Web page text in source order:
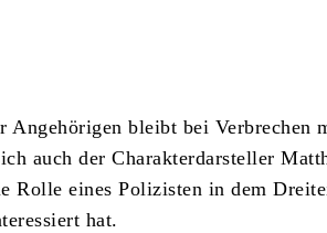
Angehörigen bleibt bei Verbrechen
auch der Charakterdarsteller
Rolle eines Polizisten in dem
hat.